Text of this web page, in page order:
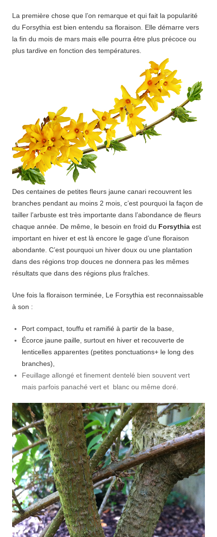
La première chose que l’on remarque et qui fait la popularité
du Forsythia est bien entendu sa floraison. Elle démarre vers
la fin du mois de mars mais elle pourra être plus précoce ou
plus tardive en fonction des températures.
Des centaines de petites fleurs jaune canari recouvrent les
branches pendant au moins 2 mois, c’est pourquoi la façon de
tailler l’arbuste est très importante dans l’abondance de fleurs
chaque année. De même, le besoin en froid du Forsythia est
important en hiver et est là encore le gage d’une floraison
abondante. C’est pourquoi un hiver doux ou une plantation
dans des régions trop douces ne donnera pas les mêmes
résultats que dans des régions plus fraîches.
Une fois la floraison terminée, Le Forsythia est reconnaissable
à son :
Port compact, touffu et ramifié à partir de la base,
Écorce jaune paille, surtout en hiver et recouverte de
lenticelles apparentes (petites ponctuations+ le long des
branches),
Feuillage allongé et finement dentelé bien souvent vert
mais parfois panaché vert et blanc ou même doré.